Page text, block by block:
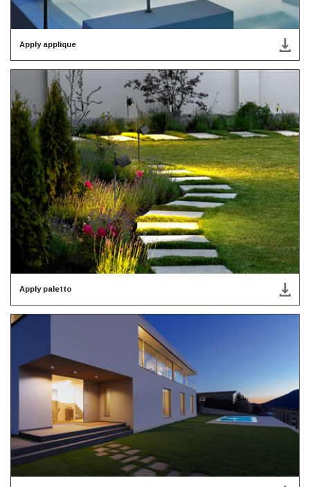
Apply applique
Apply paletto